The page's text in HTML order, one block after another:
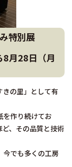
特別展
8月28日（月
きの里」として有
を作り続けてお
、その品質と技術
今でも多くの工房